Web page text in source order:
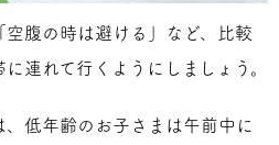
空腹の時は避ける」など、比較
連れて行くようにしましょう。
、低年齢のお子さまは午前中に